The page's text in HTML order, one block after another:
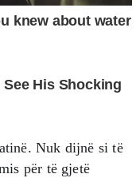
Nuk dijnë si të
për të gjetë